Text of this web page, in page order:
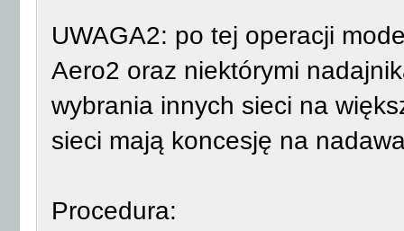
UWAGA2: po tej operacji
Aero2 oraz niektórymi
wybrania innych sieci na
sieci mają koncesję na
Procedura: